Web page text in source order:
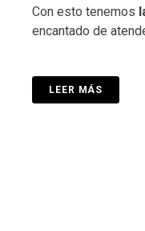
Con esto tenemos
encantado de
LEER MÁS